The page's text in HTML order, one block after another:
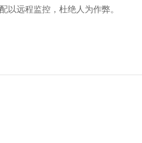
以远程监控，杜绝人为作弊。